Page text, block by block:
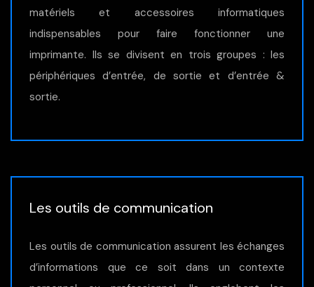
matériels et accessoires informatiques
indispensables pour faire fonctionner une
imprimante. Ils se divisent en trois groupes : les
périphériques d’entrée, de sortie et d’entrée &
sortie.
Les outils de communication
Les outils de communication assurent les échanges
d’informations que ce soit dans un contexte